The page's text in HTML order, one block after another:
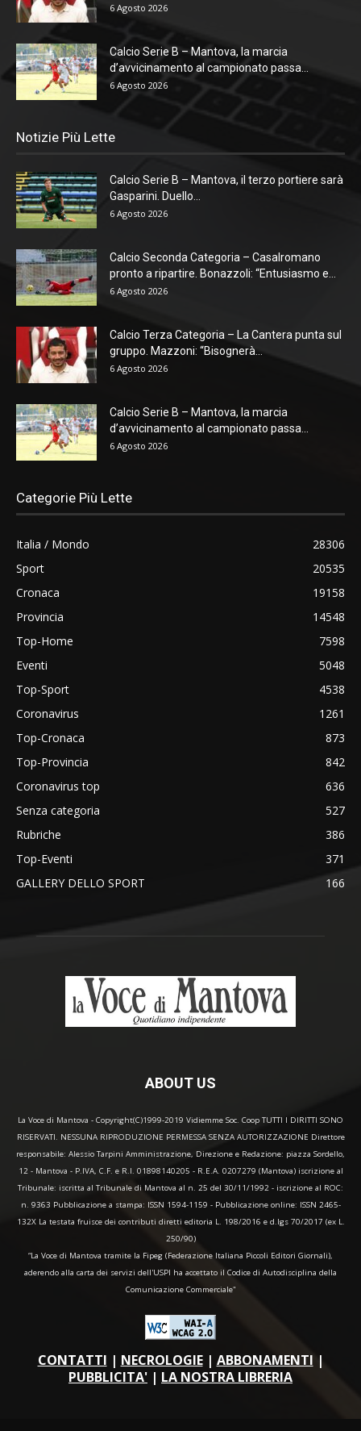
6 Agosto 2026
Calcio Serie B – Mantova, la marcia
d’avvicinamento al campionato passa...
6 Agosto 2026
Notizie Più Lette
Calcio Serie B – Mantova, il terzo portiere sarà
Gasparini. Duello...
6 Agosto 2026
Calcio Seconda Categoria – Casalromano
pronto a ripartire. Bonazzoli: “Entusiasmo e...
6 Agosto 2026
Calcio Terza Categoria – La Cantera punta sul
gruppo. Mazzoni: “Bisognerà...
6 Agosto 2026
Calcio Serie B – Mantova, la marcia
d’avvicinamento al campionato passa...
6 Agosto 2026
Categorie Più Lette
Italia / Mondo
28306
Sport
20535
Cronaca
19158
Provincia
14548
Top-Home
7598
Eventi
5048
Top-Sport
4538
Coronavirus
1261
Top-Cronaca
873
Top-Provincia
842
Coronavirus top
636
Senza categoria
527
Rubriche
386
Top-Eventi
371
GALLERY DELLO SPORT
166
ABOUT US
La Voce di Mantova - Copyright(C)1999-2019 Vidiemme Soc. Coop TUTTI I DIRITTI SONO
RISERVATI. NESSUNA RIPRODUZIONE PERMESSA SENZA AUTORIZZAZIONE Direttore
responsabile: Alessio Tarpini Amministrazione, Direzione e Redazione: piazza Sordello,
12 - Mantova - P.IVA, C.F. e R.I. 01898140205 - R.E.A. 0207279 (Mantova) iscrizione al
Tribunale: iscritta al Tribunale di Mantova al n. 25 del 30/11/1992 - iscrizione al ROC:
n. 9363 Pubblicazione a stampa: ISSN 1594-1159 - Pubblicazione online: ISSN 2465-
132X La testata fruisce dei contributi diretti editoria L. 198/2016 e d.lgs 70/2017 (ex L.
250/90)
“La Voce di Mantova tramite la Fipeg (Federazione Italiana Piccoli Editori Giornali),
aderendo alla carta dei servizi dell'USPI ha accettato il Codice di Autodisciplina della
Comunicazione Commerciale"
CONTATTI | NECROLOGIE| ABBONAMENTI |
PUBBLICITA' | LA NOSTRA LIBRERIA